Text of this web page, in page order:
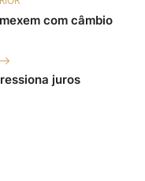
com câmbio
juros